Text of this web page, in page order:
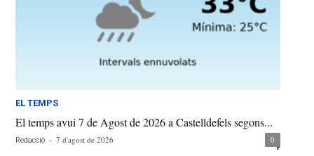
EL TEMPS
El temps avui 7 de Agost de 2026 a Castelldefels segons...
Redacció - 7 d'agost de 2026 0